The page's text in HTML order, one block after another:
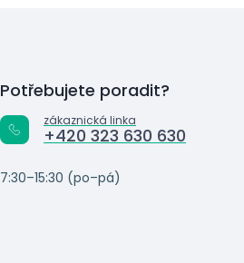
Potřebujete poradit?
zákaznická linka
+420 323 630 630
7:30–15:30 (po–pá)